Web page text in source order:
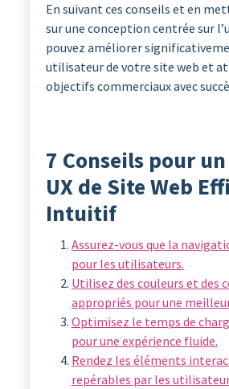
En suivant ces conseils et en
sur une conception centrée sur
pouvez améliorer
utilisateur de votre site web et
objectifs commerciaux avec
7 Conseils pour
UX de Site Web
Intuitif
Assurez-vous que la
pour les utilisateurs.
Utilisez des couleurs et des
appropriés pour une
Optimisez le temps de
pour une expérience fluide.
Rendez les éléments
repérables par les